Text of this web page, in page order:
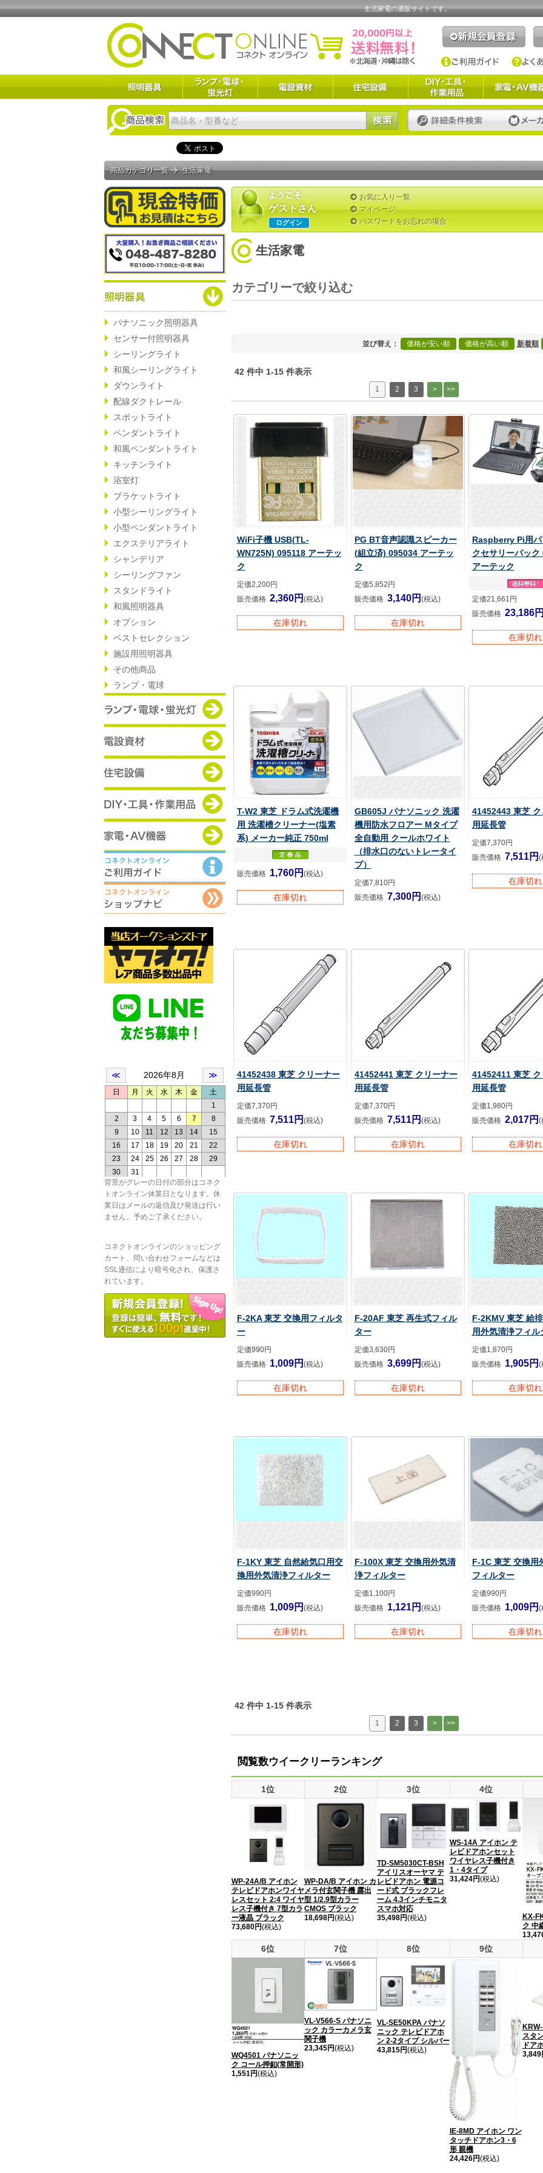
生活家電の通販サイトです。
パナソニック照明器具
センサー付照明器具
シーリングライト
和風シーリングライト
ダウンライト
配線ダクトレール
スポットライト
ペンダントライト
和風ペンダントライト
キッチンライト
浴室灯
ブラケットライト
小型シーリングライト
小型ペンダントライト
エクステリアライト
シャンデリア
シーリングファン
スタンドライト
和風照明器具
オプション
ベストセレクション
施設用照明器具
その他商品
ランプ・電球
背景がグレーの日付の部分はコネク
トオンライン休業日となります。休
業日はメールの返信及び発送は行い
ません。予めご了承ください。
コネクトオンラインのショッピング
カート、問い合わせフォームなどは
SSL通信により暗号化され、保護さ
れています。
ゲストさん
お気に入り一覧
マイページ
ログイン パスワードをお忘れの場合
商品カテゴリ一覧 生活家電
生活家電
カテゴリーで絞り込む
並び替え 価格が安い順 価格が高い順 新着順
42 件中 1-15 件表示
1 2 3
WiFi子機 USB(TL-
WN725N) 095118 アーテッ
ク
定価2,200円
販売価格 2,360円 (税込)
在庫切れ
PG BT音声認識スピーカー
(組立済) 095034 アーテッ
ク
定価5,852円
販売価格 3,140円 (税込)
在庫切れ
Raspberry Pi用パ
クセサリーパック
アーテック
定価21,661円
販売価格 23,186
在庫切れ
T-W2 東芝 ドラム式洗濯機
用 洗濯槽クリーナー(塩素
系) メーカー純正 750ml
販売価格 1,760円 (税込)
在庫切れ
GB605J パナソニック 洗濯
機用防水フロアー Mタイプ
全自動用 クールホワイト
（排水口のないトレータイ
プ）
定価7,810円
販売価格 7,300円 (税込)
41452443 東芝 ク
用延長管
定価7,370円
販売価格 7,511円 (
在庫切れ
41452438 東芝 クリーナー
用延長管
定価7,370円
販売価格 7,511円 (税込)
在庫切れ
41452441 東芝 クリーナー
用延長管
定価7,370円
販売価格 7,511円 (税込)
在庫切れ
41452411 東芝 ク
用延長管
定価1,980円
販売価格 2,017円 (
在庫切れ
F-2KA 東芝 交換用フィルタ
ー
定価990円
販売価格 1,009円 (税込)
在庫切れ
F-20AF 東芝 再生式フィル
ター
定価3,630円
販売価格 3,699円 (税込)
在庫切れ
F-2KMV 東芝 給
用外気清浄フィル
定価1,870円
販売価格 1,905円 (
在庫切れ
F-1KY 東芝 自然給気口用交
換用外気清浄フィルター
定価990円
販売価格 1,009円 (税込)
在庫切れ
F-100X 東芝 交換用外気清
浄フィルター
定価1,100円
販売価格 1,121円 (税込)
在庫切れ
F-1C 東芝 交換用
フィルター
定価990円
販売価格 1,009円 (
在庫切れ
42 件中 1-15 件表示
1 2 3
閲覧数ウイークリーランキング
1位 2位 3位 4位
WP-24A/B アイホン
テレビドアホンワイヤ
レスセット 2:4 ワイヤ
レス子機付き 7型カラ
ー液晶 ブラック
73,680円(税込)
WP-DA/B アイホン カ
メラ付玄関子機 露出
型 1/2.9型カラー
CMOS ブラック
18,698円(税込)
TD-SM5030CT-BSH
アイリスオーヤマ テ
レビドアホン 電源コ
ード式 ブラックフレ
ーム 4.3インチモニタ
スマホ対応
35,498円(税込)
WS-14A アイホン テ
レビドアホンセット
ワイヤレス子機付き
1・4タイプ
31,424円(税込)
KX-
ク 中
6位 7位 8位 9位
WQ4501 パナソニッ
ク コール押釦(常開形)
1,551円(税込)
VL-V566-S パナソニ
ック カラーカメラ玄
関子機
23,345円(税込)
VL-SE50KPA パナソ
ニック テレビドアホ
ン 2-2タイプ シルバー
43,815円(税込)
IE-8MD アイホン ワン
タッチドアホン3・6
形 親機
24,426円(税込)
スタ
ドア
3,849